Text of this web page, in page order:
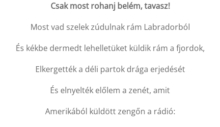
Csak most rohanj belém, tavasz!
Most vad szelek zúdulnak rám Labradorból
És kékbe dermedt lehelletüket küldik rám a fjordok,
Elkergették a déli partok drága erjedését
És elnyelték előlem a zenét, amit
Amerikából küldött zengőn a rádió: